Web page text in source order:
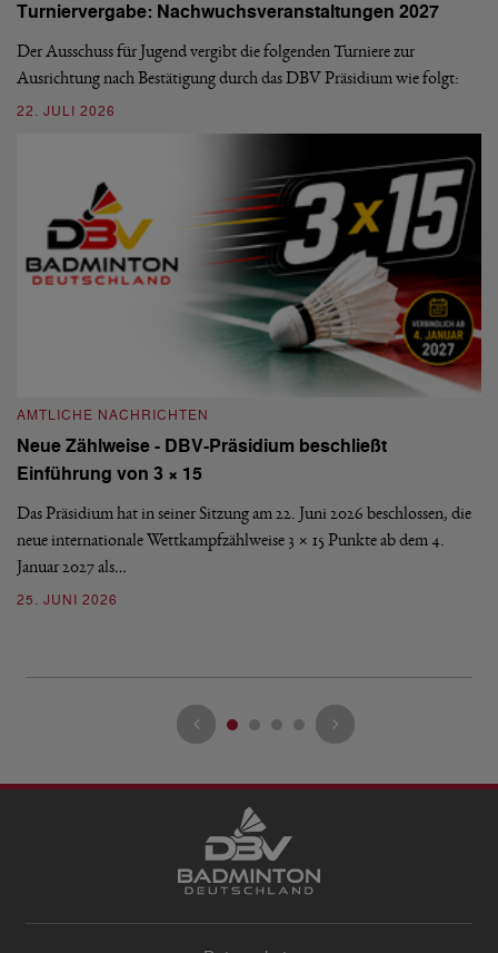
Turniervergabe: Nachwuchsveranstaltungen 2027
Der Ausschuss für Jugend vergibt die folgenden Turniere zur
Ausrichtung nach Bestätigung durch das DBV Präsidium wie folgt:
22. JULI 2026
AMTLICHE NACHRICHTEN
Neue Zählweise - DBV-Präsidium beschließt
Einführung von 3 × 15
Das Präsidium hat in seiner Sitzung am 22. Juni 2026 beschlossen, die
neue internationale Wettkampfzählweise 3 × 15 Punkte ab dem 4.
Januar 2027 als…
25. JUNI 2026